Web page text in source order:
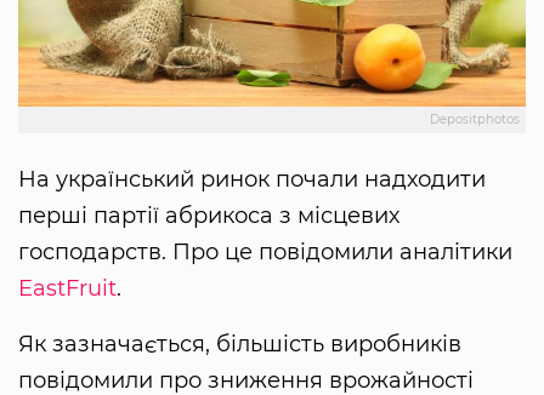
Depositphotos
На український ринок почали надходити
перші партії абрикоса з місцевих
господарств. Про це повідомили аналітики
EastFruit.
Як зазначається, більшість виробників
повідомили про зниження врожайності